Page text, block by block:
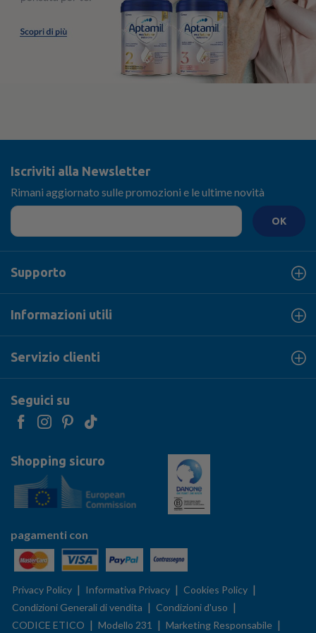
Iscriviti alla Newsletter
Rimani aggiornato sulle promozioni e le ultime novità
OK
Supporto
Informazioni utili
Servizio clienti
Seguici su
Shopping sicuro
pagamenti con
Privacy Policy | Informativa Privacy | Cookies Policy |
Condizioni Generali di vendita | Condizioni d'uso |
CODICE ETICO | Modello 231 | Marketing Responsabile |